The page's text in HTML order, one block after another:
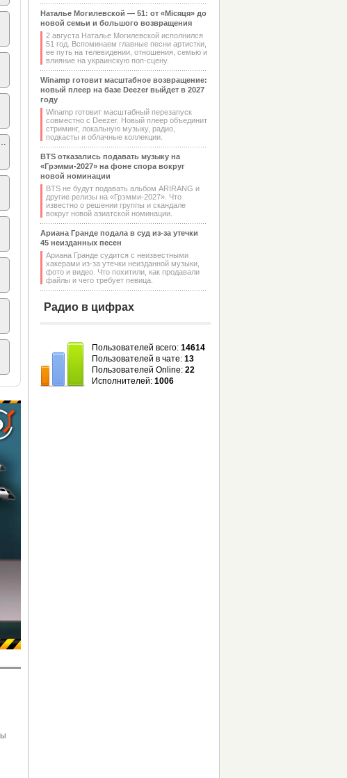
Наталье Могилевской — 51: от «Місяця» до
новой семьи и большого возвращения
2 августа Наталье Могилевской исполнился
51 год. Вспоминаем главные песни артистки,
ее путь на телевидении, отношения, семью и
влияние на украинскую поп-сцену.
Winamp готовит масштабное возвращение:
новый плеер на базе Deezer выйдет в 2027
году
Winamp готовит масштабный перезапуск
совместно с Deezer. Новый плеер объединит
стриминг, локальную музыку, радио,
подкасты и облачные коллекции.
BTS отказались подавать музыку на
«Грэмми-2027» на фоне спора вокруг
новой номинации
BTS не будут подавать альбом ARIRANG и
другие релизы на «Грэмми-2027». Что
известно о решении группы и скандале
вокруг новой азиатской номинации.
Ариана Гранде подала в суд из-за утечки
45 неизданных песен
Ариана Гранде судится с неизвестными
хакерами из-за утечки неизданной музыки,
фото и видео. Что похитили, как продавали
файлы и чего требует певица.
Радио в цифрах
Пользователей всего: 14614
Пользователей в чате: 13
Пользователей Online: 22
Исполнителей: 1006